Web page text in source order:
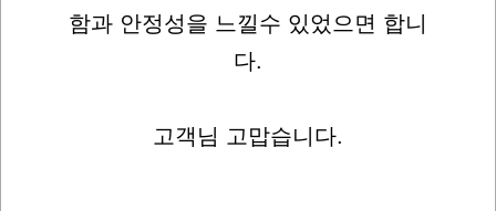
함과 안정성을 느낄수 있었으면 합니
다.
고객님 고맙습니다.